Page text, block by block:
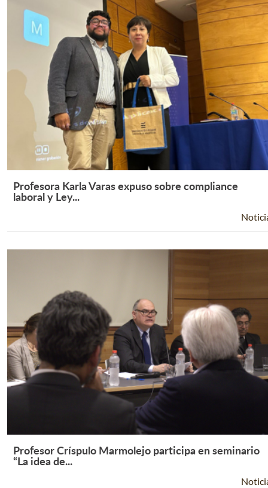
Leer Más +
Profesora Karla Varas expuso sobre compliance
laboral y Ley...
Leer Más +
Profesor Críspulo Marmolejo participa en seminario
“La idea de...